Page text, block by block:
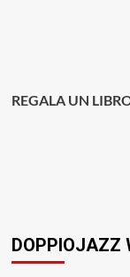
REGALA UN
DOPPIOJAZZ